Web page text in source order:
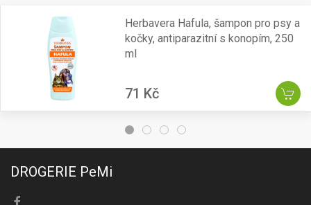
Herbavera Hafula, šampon pro psy a
kočky, antiparazitní s konopím, 250
ml
71 Kč
DROGERIE PeMi